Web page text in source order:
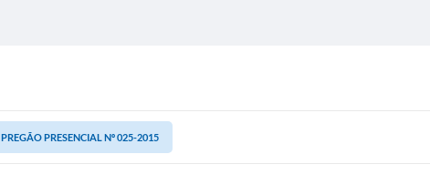
PREGÃO PRESENCIAL Nº 025-2015